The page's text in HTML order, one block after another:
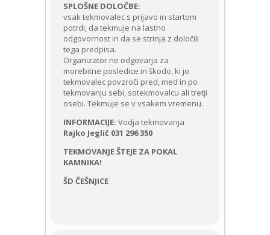
SPLOŠNE DOLOČBE:
vsak tekmovalec s prijavo in startom
potrdi, da tekmuje na lastno
odgovornost in da se strinja z določili
tega predpisa.
Organizator ne odgovarja za
morebitne posledice in škodo, ki jo
tekmovalec povzroči pred, med in po
tekmovanju sebi, sotekmovalcu ali tretji
osebi. Tekmuje se v vsakem vremenu.
INFORMACIJE: Vodja tekmovanja
Rajko Jeglič 031 296 350
TEKMOVANJE ŠTEJE ZA POKAL
KAMNIKA!
ŠD ČEŠNJICE